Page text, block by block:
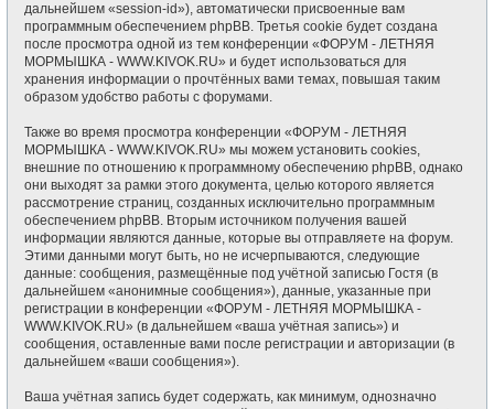
дальнейшем «session-id»), автоматически присвоенные вам
программным обеспечением phpBB. Третья cookie будет создана
после просмотра одной из тем конференции «ФОРУМ - ЛЕТНЯЯ
МОРМЫШКА - WWW.KIVOK.RU» и будет использоваться для
хранения информации о прочтённых вами темах, повышая таким
образом удобство работы с форумами.
Также во время просмотра конференции «ФОРУМ - ЛЕТНЯЯ
МОРМЫШКА - WWW.KIVOK.RU» мы можем установить cookies,
внешние по отношению к программному обеспечению phpBB, однако
они выходят за рамки этого документа, целью которого является
рассмотрение страниц, созданных исключительно программным
обеспечением phpBB. Вторым источником получения вашей
информации являются данные, которые вы отправляете на форум.
Этими данными могут быть, но не исчерпываются, следующие
данные: сообщения, размещённые под учётной записью Гостя (в
дальнейшем «анонимные сообщения»), данные, указанные при
регистрации в конференции «ФОРУМ - ЛЕТНЯЯ МОРМЫШКА -
WWW.KIVOK.RU» (в дальнейшем «ваша учётная запись») и
сообщения, оставленные вами после регистрации и авторизации (в
дальнейшем «ваши сообщения»).
Ваша учётная запись будет содержать, как минимум, однозначно